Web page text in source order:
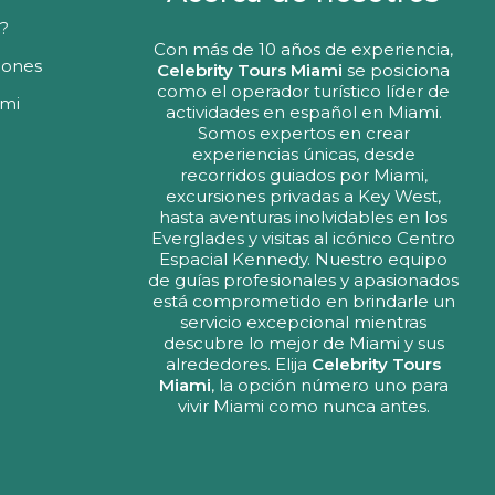
Con más de 10 años de experiencia,
Celebrity Tours Miami se posiciona
como el operador turístico líder de
actividades en español en Miami.
Somos expertos en crear
experiencias únicas, desde
recorridos guiados por Miami,
excursiones privadas a Key West,
hasta aventuras inolvidables en los
Everglades y visitas al icónico Centro
Espacial Kennedy. Nuestro equipo
de guías profesionales y apasionados
está comprometido en brindarle un
servicio excepcional mientras
descubre lo mejor de Miami y sus
alrededores. Elija Celebrity Tours
Miami, la opción número uno para
vivir Miami como nunca antes.